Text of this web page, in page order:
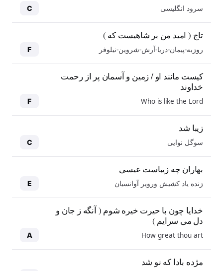
سرود انگلیسی C
تاج ( امید من بر شاهیست که )
روزبه-پیمان-دریا-آرش-شروین-نیلوفر F
کیست مانند او / زمین و آسمان پر از رحمت
خداوند
Who is like the Lord
F
زیبا شد
سوگل نوایی C
بهاران چه زیباست عیسی
زنده یاد کشیش ورویر آوانسیان E
خدایا چون با حیرت خیره شوم ( آنگه ز جان و
دل می سرایم )
How great thou art
A
مژده بادا که نو شد